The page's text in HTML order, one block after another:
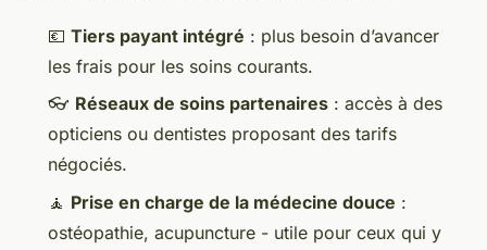
💶 Tiers payant intégré : plus besoin d’avancer
les frais pour les soins courants.
👓 Réseaux de soins partenaires : accès à des
opticiens ou dentistes proposant des tarifs
négociés.
🧘 Prise en charge de la médecine douce :
ostéopathie, acupuncture - utile pour ceux qui y